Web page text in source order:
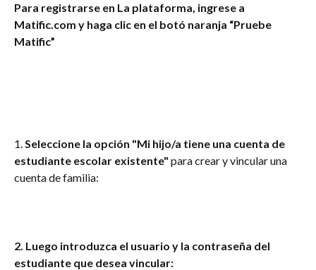
Para registrarse en La plataforma, ingrese a
Matific.com y haga clic en el botó naranja “Pruebe
Matific”
1. Seleccione la opción "Mi hijo/a tiene una cuenta de
estudiante escolar existente" para crear y vincular una
cuenta de familia:
2. Luego introduzca el usuario y la contraseña del
estudiante que desea vincular: